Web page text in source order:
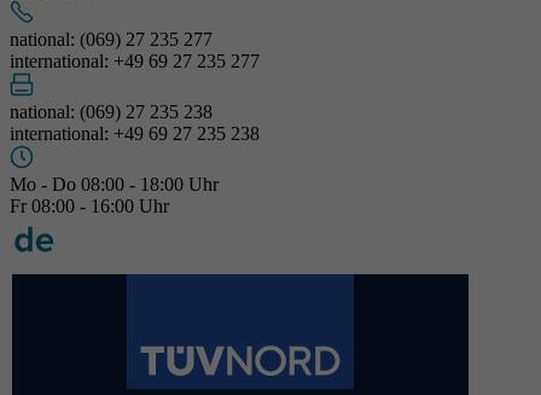
national: (069) 27 235 277
international: +49 69 27 235 277
national: (069) 27 235 238
international: +49 69 27 235 238
Mo - Do 08:00 - 18:00 Uhr
Fr 08:00 - 16:00 Uhr